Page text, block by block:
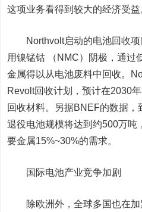
这项业务看得到较大的经济受益
Northvolt启动的电池回收项
用镍锰钴 （NMC）阴极，通过
金属得以从电池废料中回收。
Revolt回收计划，预计在2030
回收材料。另据BNEF的数据
退役电池规模将达到约500万吨
要金属15%~30%的需求。
国际电池产业竞争加剧
除欧洲外，全球多国也在加